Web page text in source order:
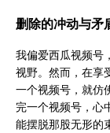
删除的冲动与矛
我偏爱西瓜视频号
视野。然而，在享
一个视频号，就仿
完一个视频号，心
能摆脱那股无形的